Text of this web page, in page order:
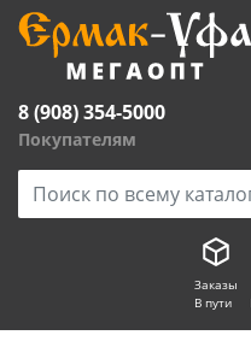
8 (908) 354-5000
Покупателям
Заказы
В пути